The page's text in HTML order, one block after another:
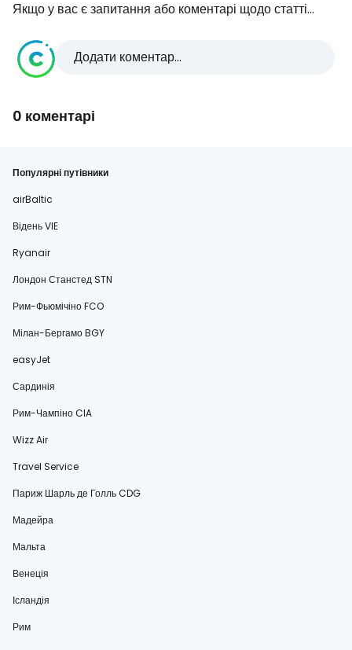
Якщо у вас є запитання або коментарі щодо статті...
Додати коментар...
0 коментарі
Популярні путівники
airBaltic
Відень VIE
Ryanair
Лондон Станстед STN
Рим-Фьюмічіно FCO
Мілан-Бергамо BGY
easyJet
Сардинія
Рим-Чампіно CIA
Wizz Air
Travel Service
Париж Шарль де Голль CDG
Мадейра
Мальта
Венеція
Ісландія
Рим